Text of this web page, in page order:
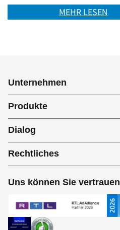
MEHR LESEN
Unternehmen
Produkte
Dialog
Rechtliches
Uns können Sie vertrauen